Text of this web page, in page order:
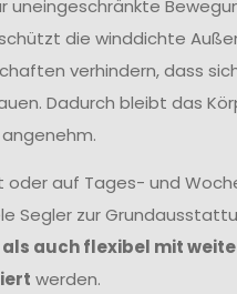
uneingeschränkte
die winddichte
verhindern, dass
Dadurch bleibt das
oder auf Tages- und
Segler zur
auch flexibel mit
werden.